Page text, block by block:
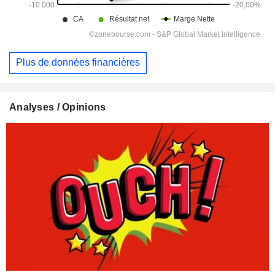
Plus de données financières
Analyses / Opinions